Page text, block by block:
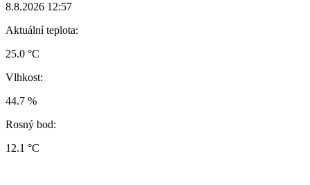
8.8.2026 12:57
Aktuální teplota:
25.0 °C
Vlhkost:
44.7 %
Rosný bod:
12.1 °C